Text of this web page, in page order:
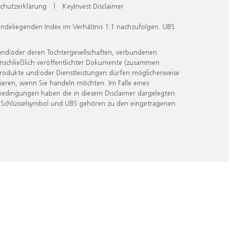
| KeyInvest Disclaimer
Index im Verhältnis 1:1 nachzufolgen. UBS
oder deren Tochtergesellschaften, verbundenen
veröffentlichter Dokumente (zusammen
und/oder Dienstleistungen dürfen möglicherweise
wenn Sie handeln möchten. Im Falle eines
haben die in diesem Disclaimer dargelegten
und UBS gehören zu den eingetragenen